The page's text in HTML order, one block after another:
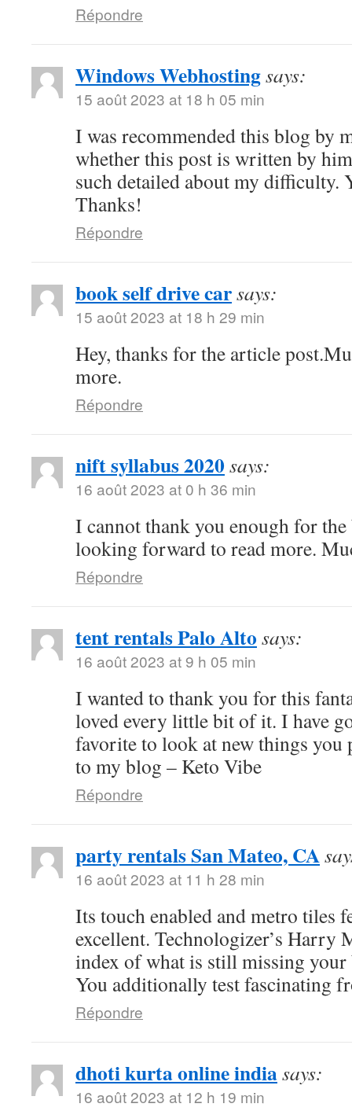
Répondre
Windows Webhostingsays:
15 août 2023 at 18 h 05 min
I was recommended this blog by
whether this post is written by
such detailed about my difficulty.
Thanks!
Répondre
book self drive carsays:
15 août 2023 at 18 h 29 min
Hey, thanks for the article
more.
Répondre
nift syllabus 2020says:
16 août 2023 at 0 h 36 min
I cannot thank you enough for
looking forward to read more.
Répondre
tent rentals Palo Alto says:
16 août 2023 at 9 h 05 min
I wanted to thank you for this
loved every little bit of it. I have
favorite to look at new things
to my blog – Keto Vibe
Répondre
party rentals San Mateo, CA
16 août 2023 at 11 h 28 min
Its touch enabled and metro tiles
excellent. Technologizer’s Harry
index of what is still missing your
You additionally test fascinating
Répondre
dhoti kurta online indiasays:
16 août 2023 at 12 h 19 min